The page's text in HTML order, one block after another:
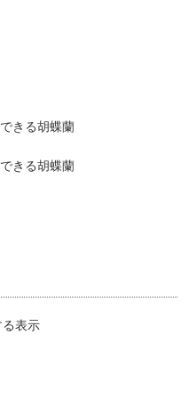
きる胡蝶蘭
きる胡蝶蘭
表示